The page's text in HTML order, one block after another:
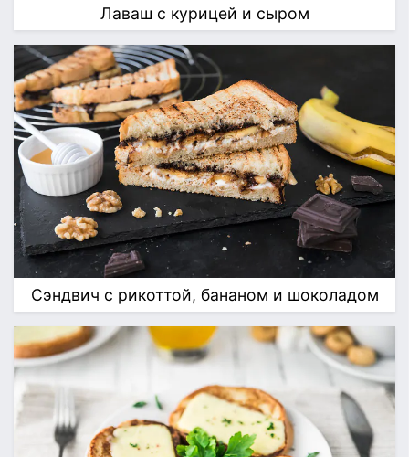
Лаваш с курицей и сыром
Сэндвич с рикоттой, бананом и шоколадом